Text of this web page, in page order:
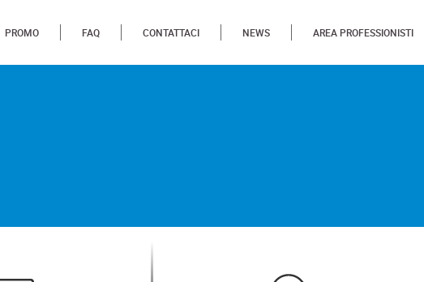
PROMO FAQ CONTATTACI NEWS AREA PROFESSIONISTI